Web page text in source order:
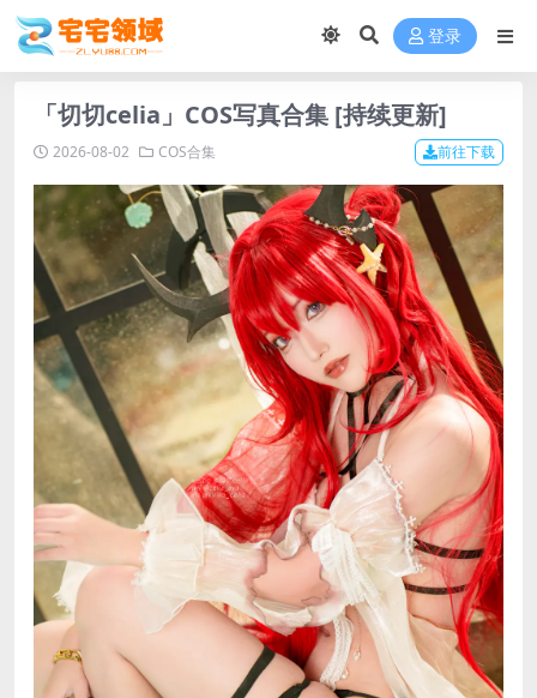
登录
「切切celia」COS写真合集 [持续更新]
2026-08-02 COS合集 前往下载